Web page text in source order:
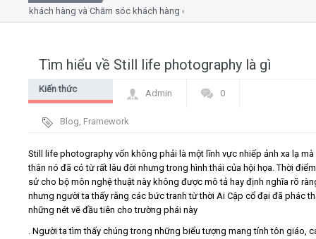
Close
Home
Giới thiệu
Video
Kiến thức
hàng và Chăm sóc khách hàng chuyên nghiệp
Tìm hiểu về Still life photography là gì
Kiến thức
Admin 0
Blog, Framework
Still life photography vốn không phải là một lĩnh vực nhiếp ảnh xa lạ mà
thân nó đã có từ rất lâu đời nhưng trong hình thái của hội họa. Thời
sử cho bộ môn nghệ thuật này không được mô tả hay định nghĩa rõ
nhưng người ta thấy rằng các bức tranh từ thời Ai Cập cổ đại đã phác
những nét vẽ đầu tiên cho trường phái này
. Người ta tìm thấy chúng trong những biểu tượng mang tính tôn giáo,